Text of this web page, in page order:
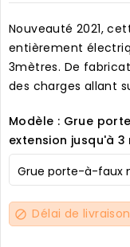
Nouveauté 2021,
entièrement
3mètres. De
des charges allant
Modèle : Grue
extension jusqu'à 3
block Délai de